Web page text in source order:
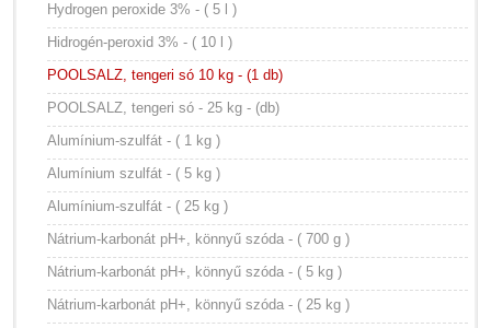
Hydrogen peroxide 3% - ( 5 l )
Hidrogén-peroxid 3% - ( 10 l )
POOLSALZ, tengeri só 10 kg - (1 db)
POOLSALZ, tengeri só - 25 kg - (db)
Alumínium-szulfát - ( 1 kg )
Alumínium szulfát - ( 5 kg )
Alumínium-szulfát - ( 25 kg )
Nátrium-karbonát pH+, könnyű szóda - ( 700 g )
Nátrium-karbonát pH+, könnyű szóda - ( 5 kg )
Nátrium-karbonát pH+, könnyű szóda - ( 25 kg )